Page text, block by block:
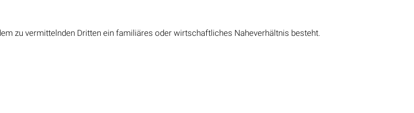
zu vermittelnden Dritten ein familiäres oder wirtschaftliches Naheverhältnis besteht.